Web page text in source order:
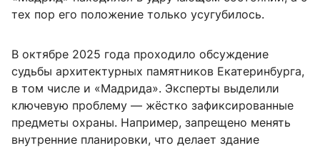
тех пор его положение только усугубилось.
В октябре 2025 года проходило обсуждение
судьбы архитектурных памятников Екатеринбурга,
в том числе и «Мадрида». Эксперты выделили
ключевую проблему — жёстко зафиксированные
предметы охраны. Например, запрещено менять
внутренние планировки, что делает здание